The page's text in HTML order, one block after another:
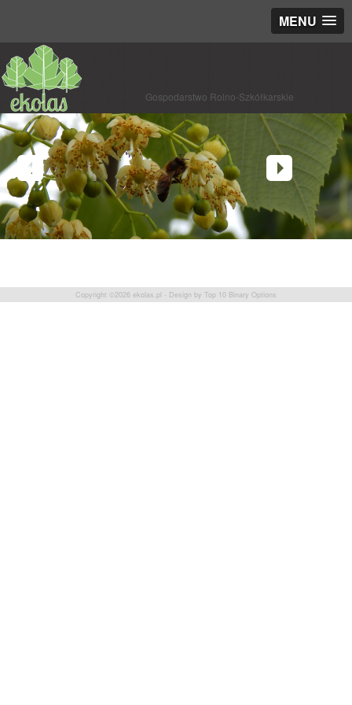
MENU
Gospodarstwo Rolno-Szkółkarskie
Copyright ©2026 ekolas.pl - Design by Top 10 Binary Options